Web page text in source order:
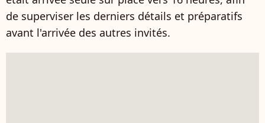
de superviser les derniers détails et préparatifs
avant l'arrivée des autres invités.